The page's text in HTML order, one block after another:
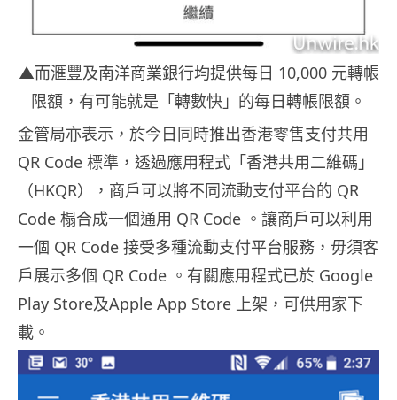
▲而滙豐及南洋商業銀行均提供每日 10,000 元轉帳
限額，有可能就是「轉數快」的每日轉帳限額。
金管局亦表示，於今日同時推出香港零售支付共用
QR Code 標準，透過應用程式「香港共用二維碼」
（HKQR），商戶可以將不同流動支付平台的 QR
Code 榻合成一個通用 QR Code 。讓商戶可以利用
一個 QR Code 接受多種流動支付平台服務，毋須客
戶展示多個 QR Code 。有關應用程式已於 Google
Play Store及Apple App Store 上架，可供用家下
載。